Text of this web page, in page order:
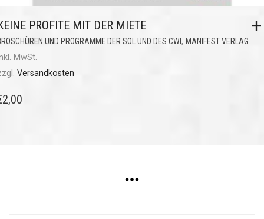
PROFITE MIT DER MIETE
UND PROGRAMME DER SOL UND DES CWI, MANIFEST VERLAG
MwSt.
Versandkosten
2,00